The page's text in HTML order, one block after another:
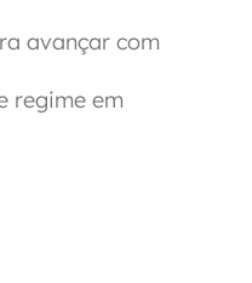
avançar com
regime em